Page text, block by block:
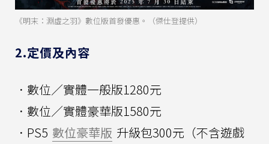
《明末：淵虛之羽》數位版首發優惠。（傑仕登提供）
2.定價及內容
．數位／實體一般版1280元
．數位／實體豪華版1580元
．PS5 數位豪華版 升級包300元（不含遊戲